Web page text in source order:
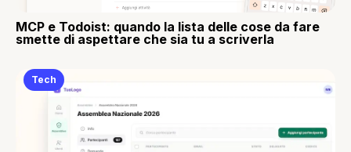
MCP e Todoist: quando la lista delle cose da fare
smette di aspettare che sia tu a scriverla
Tech